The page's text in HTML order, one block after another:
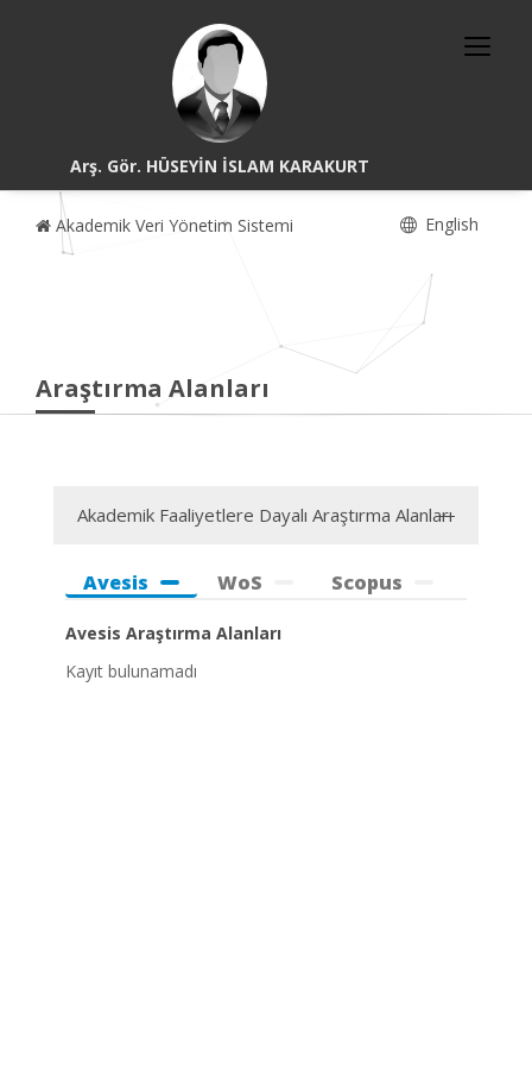
Arş. Gör. HÜSEYİN İSLAM KARAKURT
Akademik Veri Yönetim Sistemi English
Araştırma Alanları
Akademik Faaliyetlere Dayalı Araştırma Alanları
Avesis WoS Scopus
Avesis Araştırma Alanları
Kayıt bulunamadı